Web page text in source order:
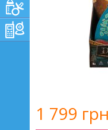
1 799 грн